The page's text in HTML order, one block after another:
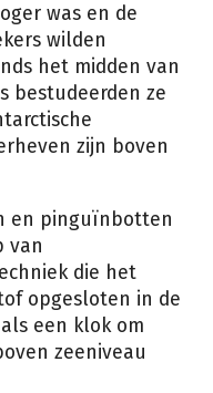
was en de
wilden
het midden van
bestudeerden ze
zijn boven
en pinguïnbotten
van
die het
opgesloten in de
een klok om
zeeniveau